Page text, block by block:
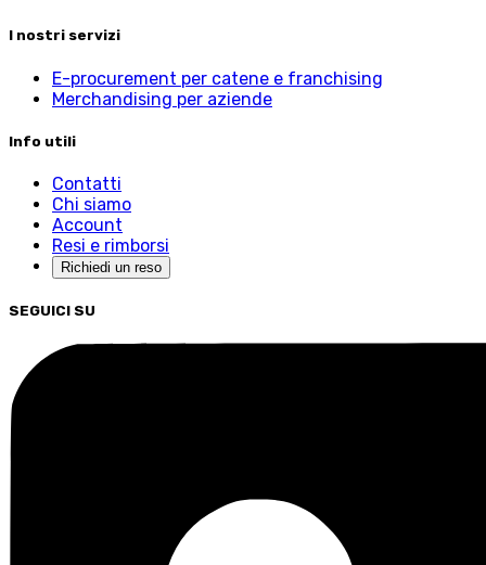
I nostri servizi
E-procurement per catene e franchising
Merchandising per aziende
Info utili
Contatti
Chi siamo
Account
Resi e rimborsi
Richiedi un reso
SEGUICI SU